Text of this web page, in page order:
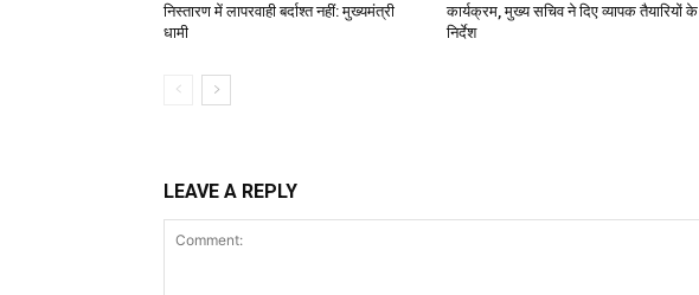
निस्तारण में लापरवाही बर्दाश्त नहीं: मुख्यमंत्री
धामी
कार्यक्रम, मुख्य सचिव ने दिए व्यापक तैयारियों के
निर्देश
LEAVE A REPLY